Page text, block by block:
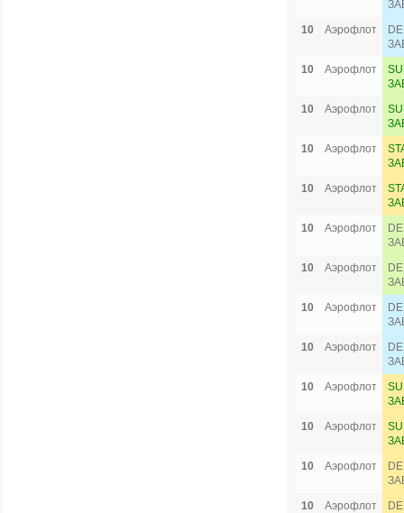
10
Аэрофлот
10
Аэрофлот
10
Аэрофлот
10
Аэрофлот
10
Аэрофлот
10
Аэрофлот
10
Аэрофлот
10
Аэрофлот
10
Аэрофлот
10
Аэрофлот
10
Аэрофлот
10
Аэрофлот
10
Аэрофлот